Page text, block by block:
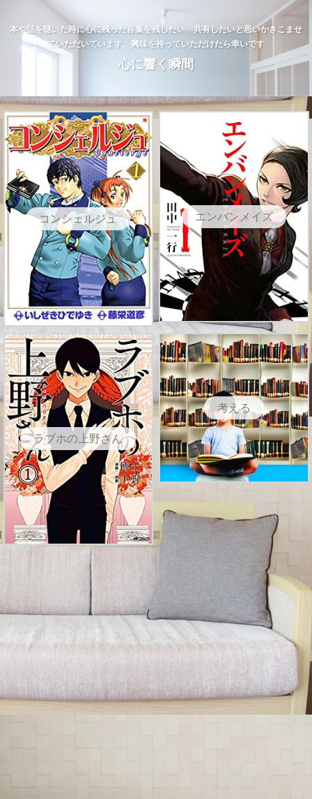
本や話を聴いた時に心に残った言葉を残したい、共有したいと思いかきこませ
ていただいています、興味を持っていただけたら幸いです
心に響く瞬間
コンシェルジュ エンバンメイズ
ラブホの上野さん
考える